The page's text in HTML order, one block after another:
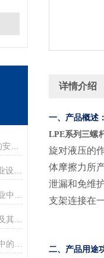
浅析ZNYB01023202低压螺杆泵的安装注意事项
详情介绍
一、产品概述
LPE系列三螺
旋对液压的
体摩擦力所
泄漏和免维
支架连接在
二、产品用途